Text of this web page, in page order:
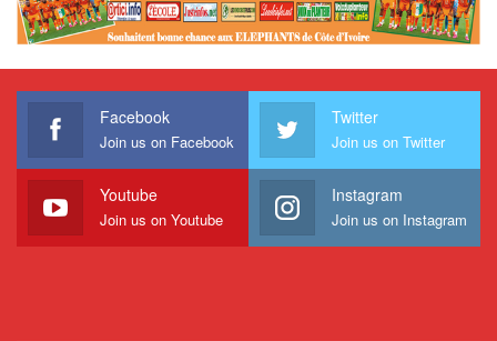
Facebook
Join us on Facebook
Twitter
Join us on Twitter
Youtube
Join us on Youtube
Instagram
Join us on Instagram